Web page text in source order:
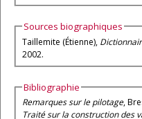
Sources biographiques
Taillemite (Étienne),
2002.
Bibliographie
Remarques sur le pilotage,
Traité sur la construction des